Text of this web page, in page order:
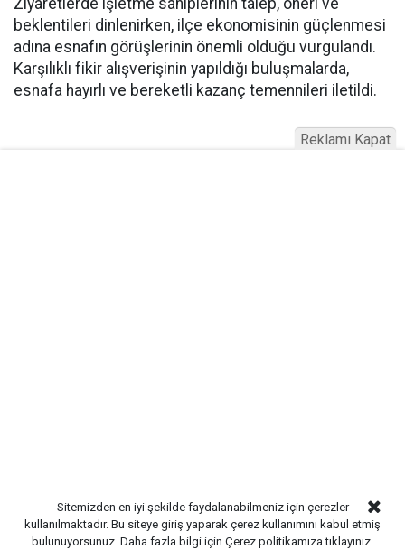
Ziyaretlerde işletme sahiplerinin talep, öneri ve
beklentileri dinlenirken, ilçe ekonomisinin güçlenmesi
adına esnafın görüşlerinin önemli olduğu vurgulandı.
Karşılıklı fikir alışverişinin yapıldığı buluşmalarda,
esnafa hayırlı ve bereketli kazanç temennileri iletildi.
Sitemizden en iyi şekilde faydalanabilmeniz için çerezler
kullanılmaktadır. Bu siteye giriş yaparak çerez kullanımını kabul etmiş
bulunuyorsunuz. Daha fazla bilgi için Çerez politikamıza tıklayınız.
Reklamı Kapat